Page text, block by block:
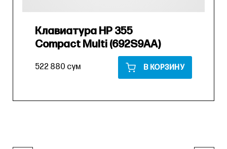
Клавиатура HP 355
Compact Multi (692S9AA)
522 880 сум В КОРЗИНУ